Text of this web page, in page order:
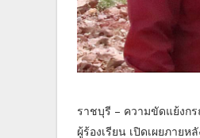
ราชบุรี – ความขัดแย้งก
ผู้ร้องเรียน เปิดเผยภาย